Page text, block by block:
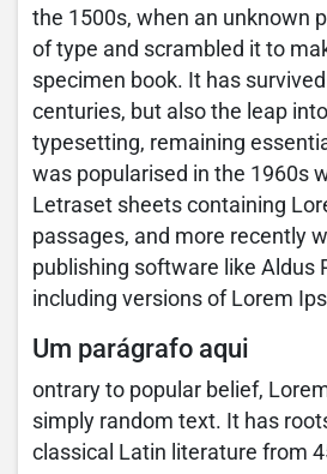
the 1500s, when an unknown
of type and scrambled it to
specimen book. It has
centuries, but also the leap
typesetting, remaining
was popularised in the 1960s
Letraset sheets containing
passages, and more recently
publishing software like Aldus
including versions of Lorem
Um parágrafo aqui
ontrary to popular belief,
simply random text. It has
classical Latin literature from